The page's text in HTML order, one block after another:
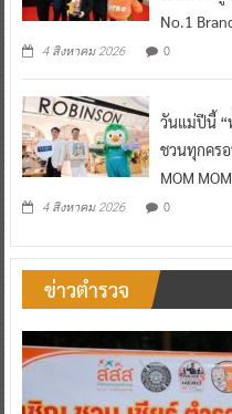
No.1
4 สิงหาคม 2026 0
วันแม่ปีนี้ “
ชวนทุกคร
MOM
4 สิงหาคม 2026 0
ข่าวตำรวจ